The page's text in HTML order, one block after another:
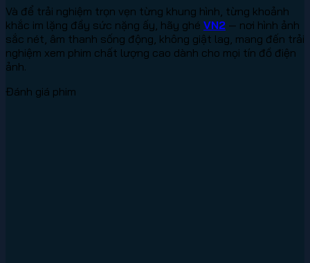
Và để trải nghiệm trọn vẹn từng khung hình, từng khoảnh
khắc im lặng đầy sức nặng ấy, hãy ghé VN2 — nơi hình ảnh
sắc nét, âm thanh sống động, không giật lag, mang đến trải
nghiệm xem phim chất lượng cao dành cho mọi tín đồ điện
ảnh.
Đánh giá phim